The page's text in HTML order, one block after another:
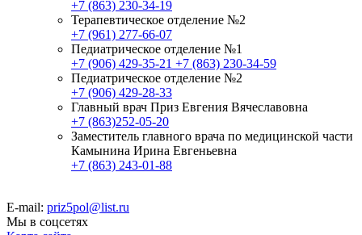
+7 (863) 230-34-19
Терапевтическое отделение №2
+7 (961) 277-66-07
Педиатрическое отделение №1
+7 (906) 429-35-21 +7 (863) 230-34-59
Педиатрическое отделение №2
+7 (906) 429-28-33
Главный врач Приз Евгения Вячеславовна
+7 (863)252-05-20
Заместитель главного врача по медицинской части
Камынина Ирина Евгеньевна
+7 (863) 243-01-88
E-mail: priz5pol@list.ru
Мы в соцсетях